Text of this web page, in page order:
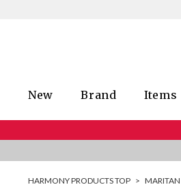
New Brand Items
HARMONY PRODUCTS TOP > MARITAN